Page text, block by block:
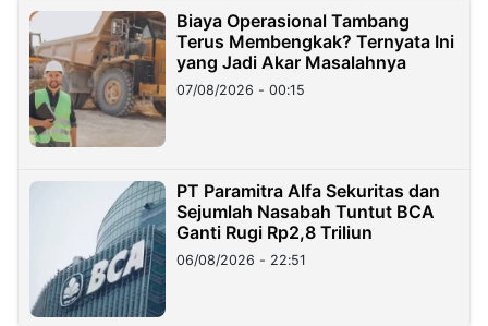
Biaya Operasional Tambang
Terus Membengkak? Ternyata Ini
yang Jadi Akar Masalahnya
07/08/2026 - 00:15
PT Paramitra Alfa Sekuritas dan
Sejumlah Nasabah Tuntut BCA
Ganti Rugi Rp2,8 Triliun
06/08/2026 - 22:51